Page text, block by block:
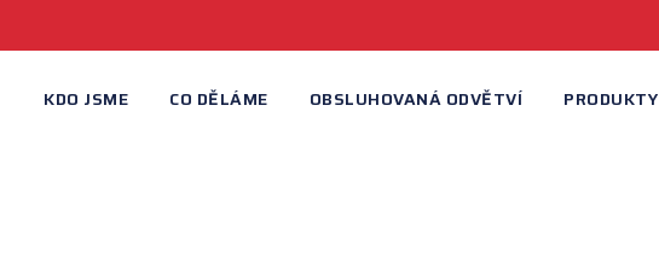
KDO JSME CO DĚLÁME OBSLUHOVANÁ ODVĚTVÍ PRODUKTY